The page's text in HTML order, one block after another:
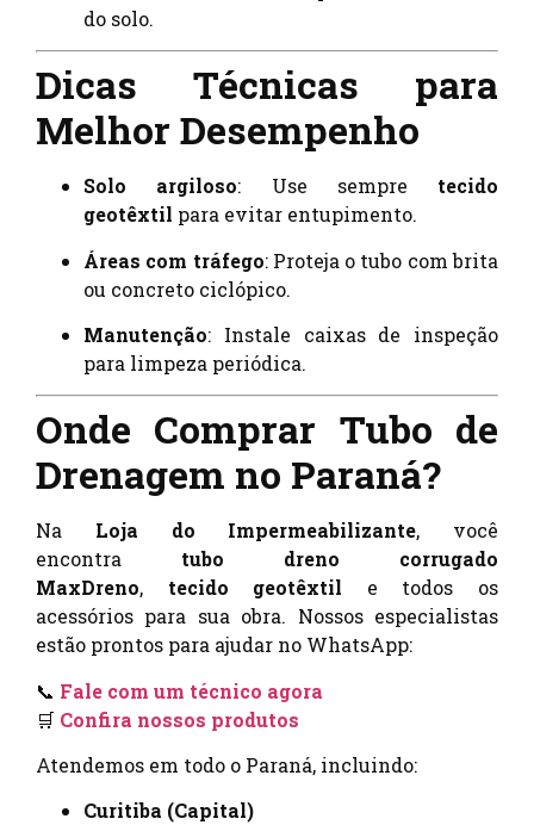
do solo.
Dicas Técnicas para
Melhor Desempenho
Solo argiloso: Use sempre tecido
geotêxtil para evitar entupimento.
Áreas com tráfego: Proteja o tubo com brita
ou concreto ciclópico.
Manutenção: Instale caixas de inspeção
para limpeza periódica.
Onde Comprar Tubo de
Drenagem no Paraná?
Na Loja do Impermeabilizante, você
encontra tubo dreno corrugado
MaxDreno, tecido geotêxtil e todos os
acessórios para sua obra. Nossos especialistas
estão prontos para ajudar no WhatsApp:
📞 Fale com um técnico agora
🛒 Confira nossos produtos
Atendemos em todo o Paraná, incluindo:
Curitiba (Capital)